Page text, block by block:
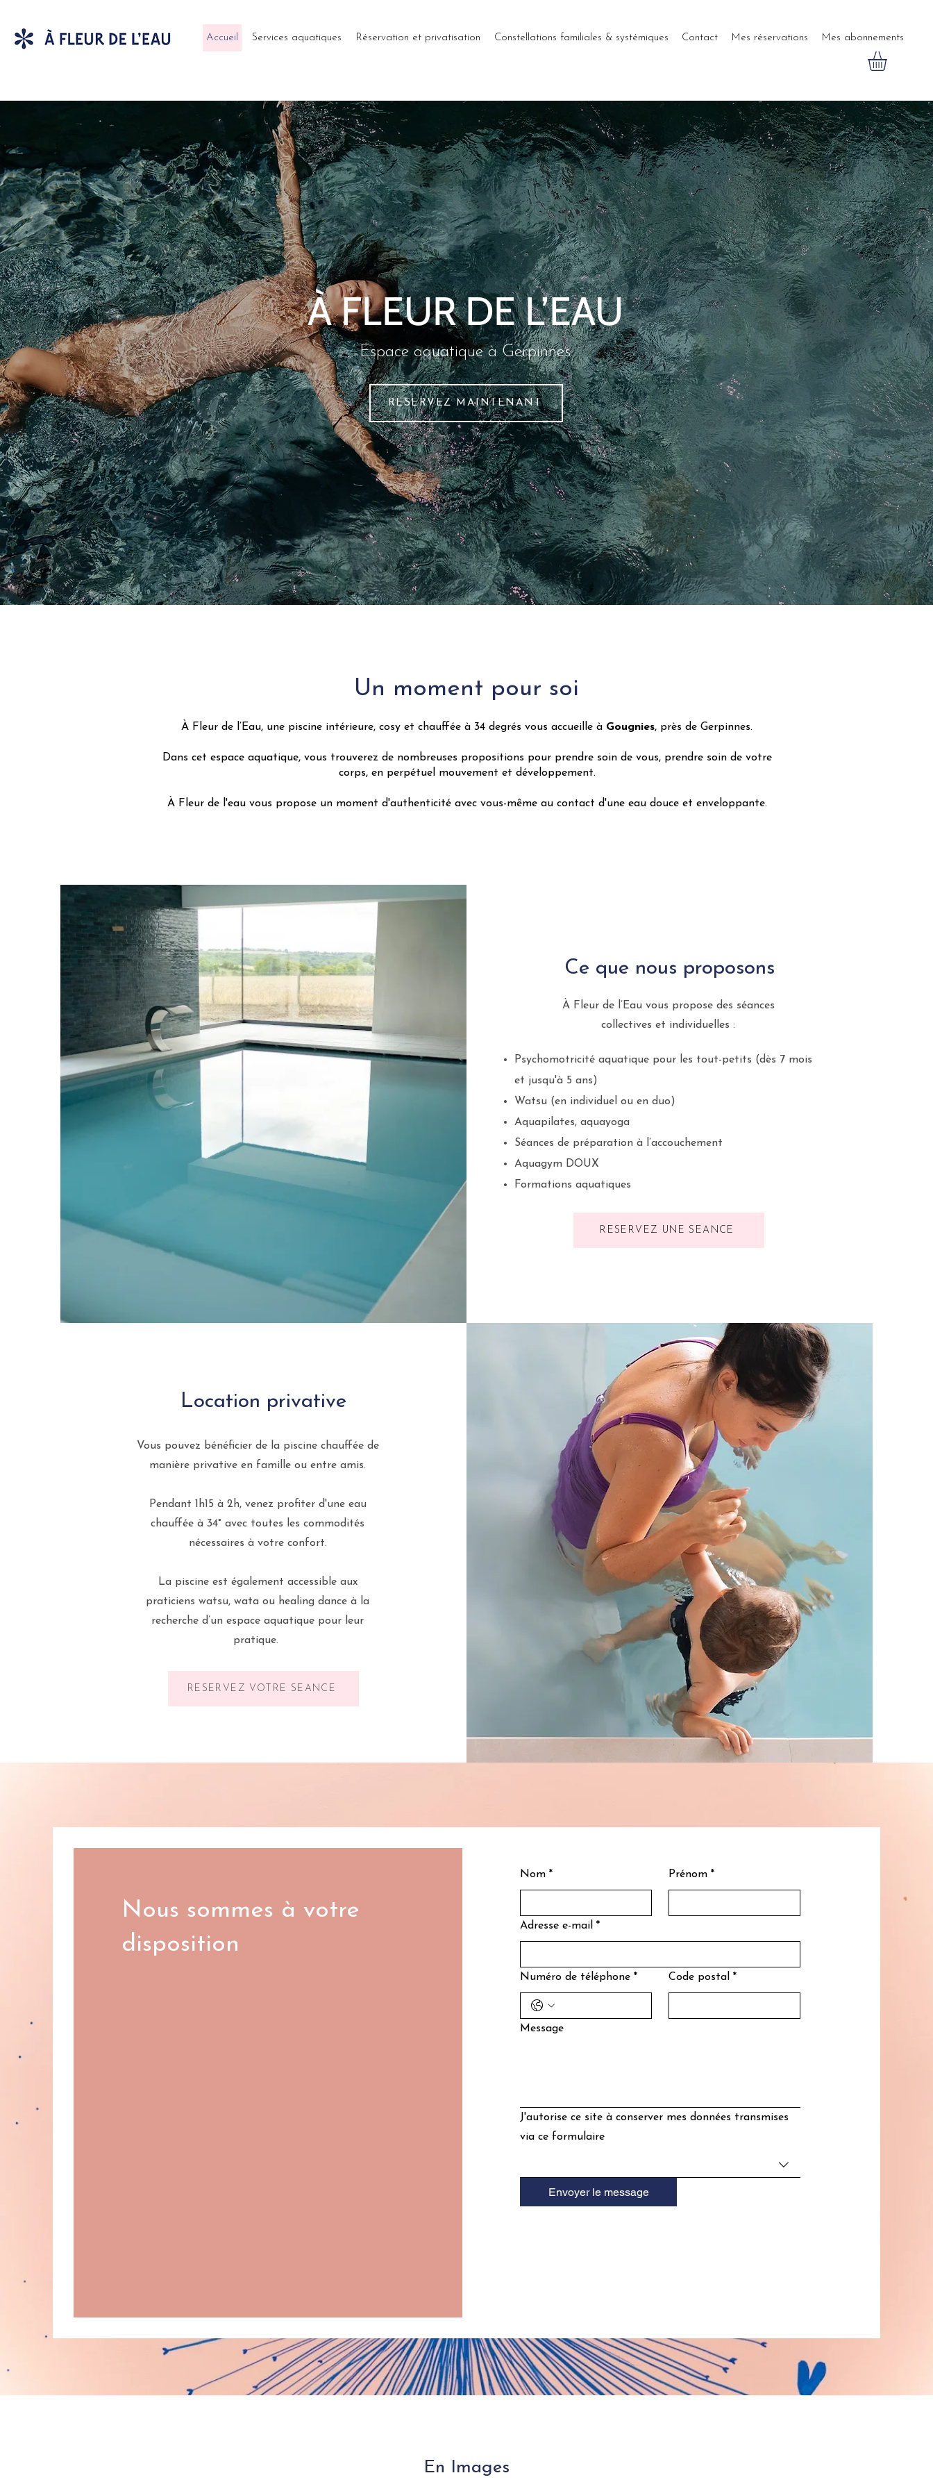
Accueil Services aquatiques Réservation et privatisation Constellations familiales & systémiques Contact Mes réservations Mes abonnements
À FLEUR DE L’EAU
Espace aquatique à Gerpinnes
RÉSERVEZ MAINTENANT
Un moment pour soi
À Fleur de l’Eau, une piscine intérieure, cosy et chauffée à 34 degrés vous accueille à Gougnies, près de Gerpinnes.
Dans cet espace aquatique, vous trouverez de nombreuses propositions pour prendre soin de vous, prendre soin de votre
corps, en perpétuel mouvement et développement.
À Fleur de l'eau vous propose un moment d'authenticité avec vous-même au contact d'une eau douce et enveloppante.
Ce que nous proposons
À Fleur de l’Eau vous propose des séances
collectives et individuelles :
Psychomotricité aquatiquepour les tout-petits (dès 7 mois
et jusqu'à 5 ans)
Watsu(en individuel ou en duo)
Aquapilates, aquayoga
Séances de préparation à l’accouchement
Aquagym DOUX
Formations aquatiques
RÉSERVEZ UNE SÉANCE
Location privative
Vous pouvez bénéficier de la piscine chauffée de
manière privative en famille ou entre amis.
Pendant 1h15 à 2h, venez profiter d'une eau
chauffée à 34° avec toutes les commodités
nécessaires à votre confort.
La piscine est également accessible aux
praticiens watsu, wata ou healing dance à la
recherche d’un espace aquatique pour leur
pratique.
RÉSERVEZ VOTRE SÉANCE
Nous sommes à votre
disposition
Nom * Prénom *
Adresse e-mail *
Numéro de téléphone * Code postal *
Message
J'autorise ce site à conserver mes données transmises
via ce formulaire
Envoyer le message
En Images